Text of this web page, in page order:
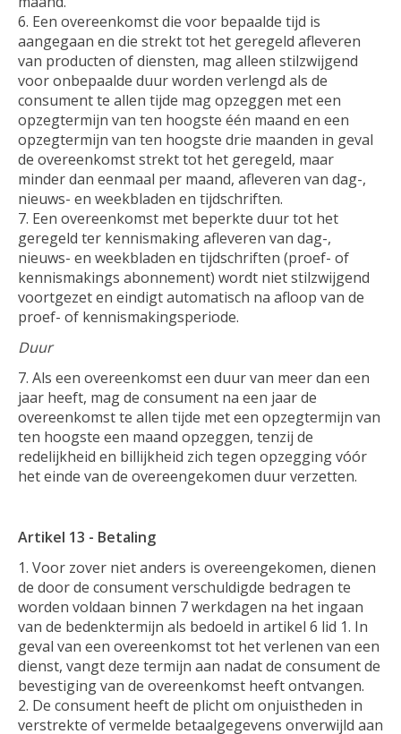
Een overeenkomst die voor bepaalde tijd is
aangegaan en die strekt tot het geregeld afleveren
van producten of diensten, mag alleen stilzwijgend
voor onbepaalde duur worden verlengd als de
consument te allen tijde mag opzeggen met een
opzegtermijn van ten hoogste één maand en een
opzegtermijn van ten hoogste drie maanden in geval
de overeenkomst strekt tot het geregeld, maar
minder dan eenmaal per maand, afleveren van dag-,
nieuws- en weekbladen en tijdschriften.
Een overeenkomst met beperkte duur tot het
geregeld ter kennismaking afleveren van dag-,
nieuws- en weekbladen en tijdschriften (proef- of
kennismakings abonnement) wordt niet stilzwijgend
voortgezet en eindigt automatisch na afloop van de
proef- of kennismakingsperiode.
Duur
Als een overeenkomst een duur van meer dan een
jaar heeft, mag de consument na een jaar de
overeenkomst te allen tijde met een opzegtermijn van
ten hoogste een maand opzeggen, tenzij de
redelijkheid en billijkheid zich tegen opzegging vóór
het einde van de overeengekomen duur verzetten.
Artikel 13 - Betaling
Voor zover niet anders is overeengekomen, dienen
de door de consument verschuldigde bedragen te
worden voldaan binnen 7 werkdagen na het ingaan
van de bedenktermijn als bedoeld in artikel 6 lid 1. In
geval van een overeenkomst tot het verlenen van een
dienst, vangt deze termijn aan nadat de consument de
bevestiging van de overeenkomst heeft ontvangen.
De consument heeft de plicht om onjuistheden in
verstrekte of vermelde betaalgegevens onverwijld aan